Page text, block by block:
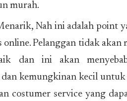
murah.
Nah ini adalah point
Pelanggan tidak akan
dan ini akan
kemungkinan kecil
costumer service yang